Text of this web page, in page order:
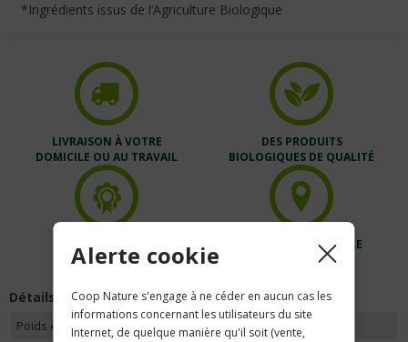
*Ingrédients issus de l’Agriculture Biologique
LIVRAISON À VOTRE
DOMICILE OU AU TRAVAIL
DES PRODUITS
BIOLOGIQUES DE QUALITÉ
LA COOP NATURE
EST CERTIFIÉE
PRODUCTION LOCALE
PRIVILÉGIÉE
Détails
Poids en gramme
Alerte cookie
Coop Nature s'engage à ne céder en aucun cas les
informations concernant les utilisateurs du site
Internet, de quelque manière qu'il soit (vente,